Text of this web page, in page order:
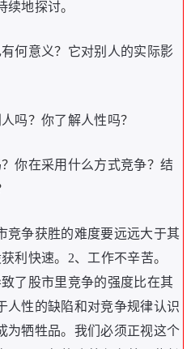
续地探讨。
何意义？ 它对别人的实际影
吗？你了解人性吗？
？你在采用什么方式竞争？结
竞争获胜的难度要远远大于其
利快速。 2、 工作不辛苦。
了股市里竞争的强度比在其
人性的缺陷和对竞争规律认识
为牺牲品。 我们必须正视这个